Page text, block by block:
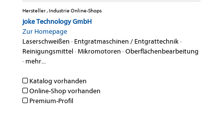
Hersteller , Industrie Online-Shops
joke Technology GmbH
Zur Homepage
Laserschweißen · Entgratmaschinen / Entgrattechnik·
Reinigungsmittel·Mikromotoren ·Oberflächenbearbeitung
· mehr...
Katalog vorhanden
Online-Shop vorhanden
Premium-Profil